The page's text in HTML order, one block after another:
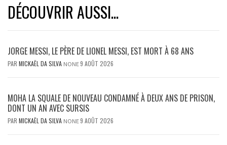
DÉCOUVRIR AUSSI...
JORGE MESSI, LE PÈRE DE LIONEL MESSI, EST MORT À 68 ANS
PAR MICKAËL DA SILVA NONE9 AOÛT 2026
MOHA LA SQUALE DE NOUVEAU CONDAMNÉ À DEUX ANS DE PRISON,
DONT UN AN AVEC SURSIS
PAR MICKAËL DA SILVA NONE9 AOÛT 2026